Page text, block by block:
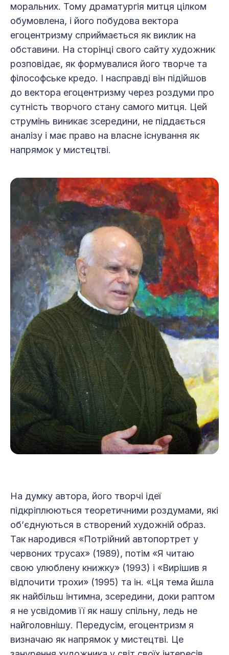
моральних. Тому драматургія митця цілком
обумовлена, і його побудова вектора
егоцентризму сприймається як виклик на
обставини. На сторінці свого сайту художник
розповідає, як формувалися його творче та
філософське кредо. І насправді він підійшов
до вектора егоцентризму через роздуми про
сутність творчого стану самого митця. Цей
струмінь виникає зсередини, не піддається
аналізу і має право на власне існування як
напрямок у мистецтві.
На думку автора, його творчі ідеї
підкріплюються теоретичними роздумами, які
об’єднуються в створений художній образ.
Так народився «Потрійний автопортрет у
червоних трусах» (1989), потім «Я читаю
свою улюблену книжку» (1993) і «Вирішив я
відпочити трохи» (1995) та ін. «Ця тема йшла
як найбільш інтимна, зсередини, доки раптом
я не усвідомив її як нашу спільну, ледь не
найголовнішу. Передусім, егоцентризм я
визначаю як напрямок у мистецтві. Це